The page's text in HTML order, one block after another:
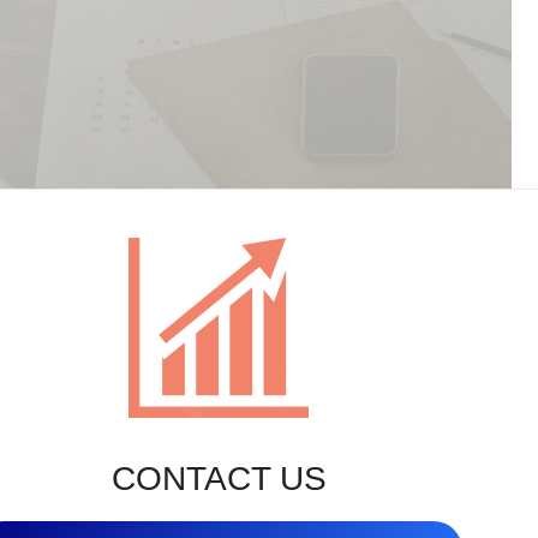
CONTACT US